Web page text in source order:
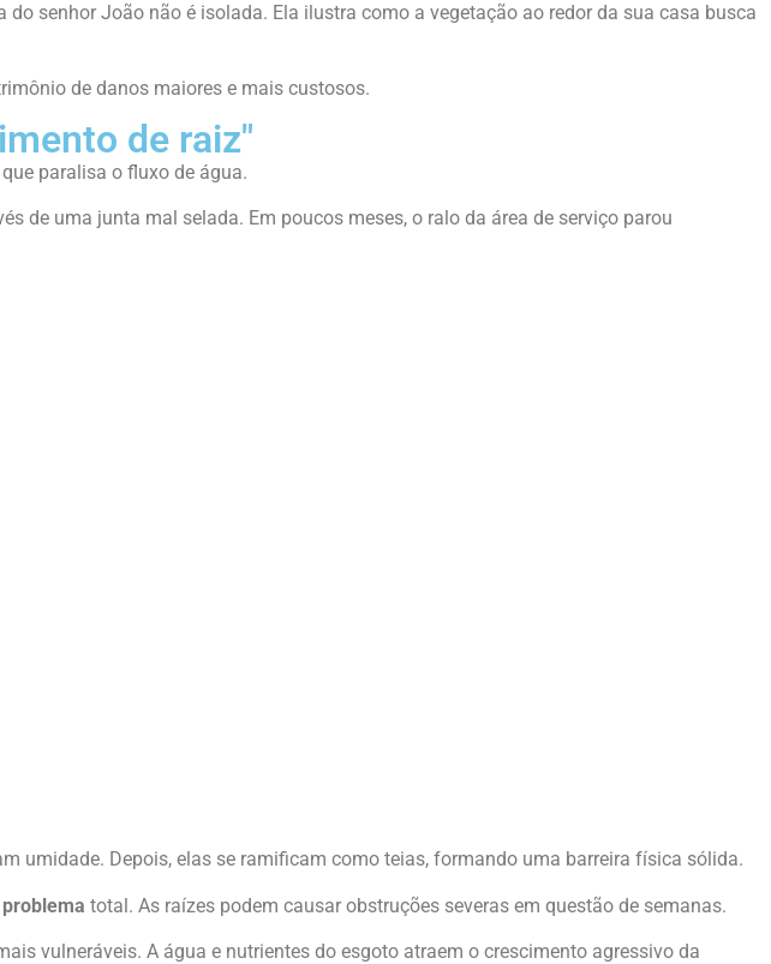
senhor João não é isolada. Ela ilustra como a vegetação ao redor da sua casa busca
de danos maiores e mais custosos.
de raiz"
paralisa o fluxo de água.
de uma junta mal selada. Em poucos meses, o ralo da área de serviço parou
umidade. Depois, elas se ramificam como teias, formando uma barreira física sólida.
problema total. As raízes podem causar obstruções severas em questão de semanas.
vulneráveis. A água e nutrientes do esgoto atraem o crescimento agressivo da